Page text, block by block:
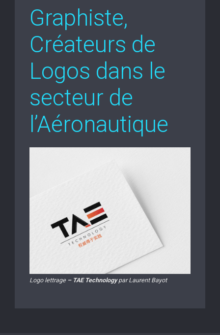
Graphiste,
Créateurs de
Logos dans le
secteur de
l’Aéronautique
Logo lettrage– TAE Technologypar Laurent Bayot